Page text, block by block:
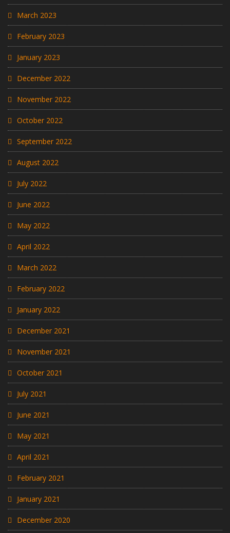
March 2023
February 2023
January 2023
December 2022
November 2022
October 2022
September 2022
August 2022
July 2022
June 2022
May 2022
April 2022
March 2022
February 2022
January 2022
December 2021
November 2021
October 2021
July 2021
June 2021
May 2021
April 2021
February 2021
January 2021
December 2020